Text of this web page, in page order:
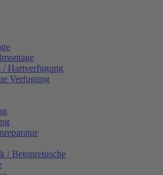
/ Hartverfugung
Verfugung
/ Betonretusche